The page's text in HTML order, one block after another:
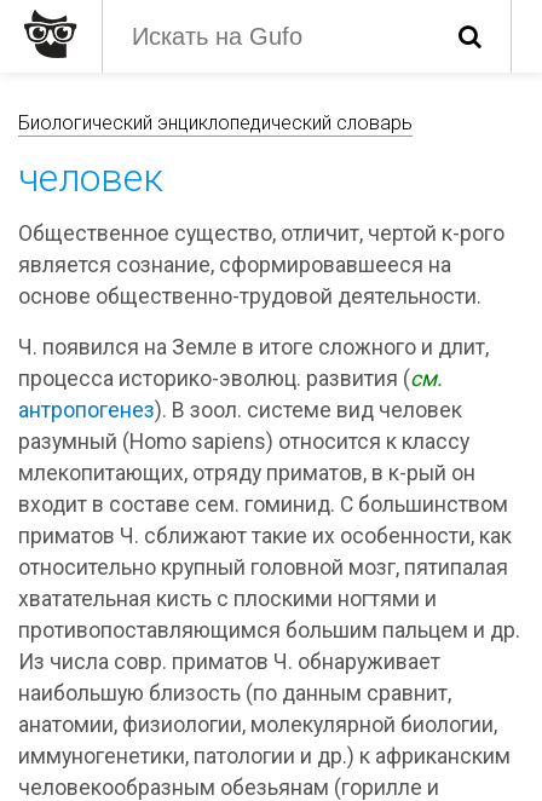
Биологический энциклопедический словарь
человек
Общественное существо, отличит, чертой к-рого
является сознание, сформировавшееся на
основе общественно-трудовой деятельности.
Ч. появился на Земле в итоге сложного и длит,
процесса историко-эволюц. развития (см.
антропогенез). В зоол. системе вид человек
разумный (Homo sapiens) относится к классу
млекопитающих, отряду приматов, в к-рый он
входит в составе сем. гоминид. С большинством
приматов Ч. сближают такие их особенности, как
относительно крупный головной мозг, пятипалая
хватательная кисть с плоскими ногтями и
противопоставляющимся большим пальцем и др.
Из числа совр. приматов Ч. обнаруживает
наибольшую близость (по данным сравнит,
анатомии, физиологии, молекулярной биологии,
иммуногенетики, патологии и др.) к африканским
человекообразным обезьянам (горилле и